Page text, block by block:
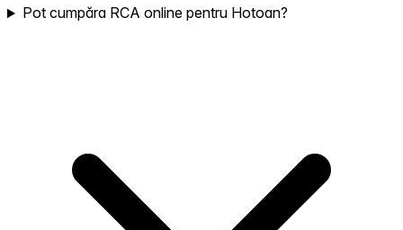
Pot cumpăra RCA online pentru Hotoan?